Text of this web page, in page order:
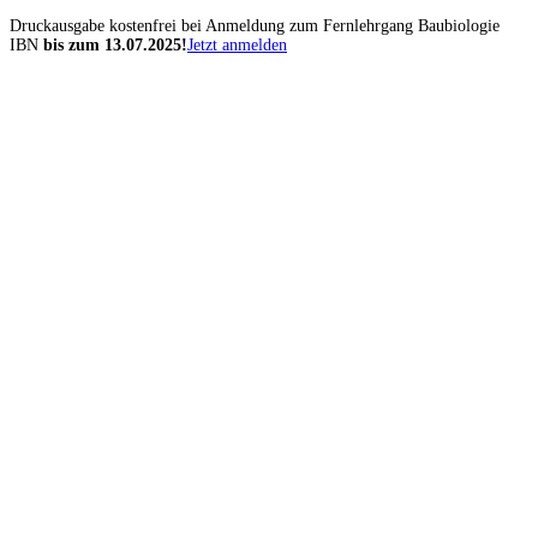
Druckausgabe kostenfrei bei Anmeldung zum Fernlehrgang Baubiologie
IBN bis zum 13.07.2025!Jetzt anmelden